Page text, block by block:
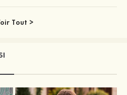
Tout >